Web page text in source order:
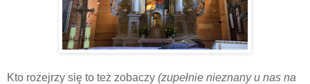
Kto rozejrzy się to też zobaczy (zupełnie nieznany u nas na